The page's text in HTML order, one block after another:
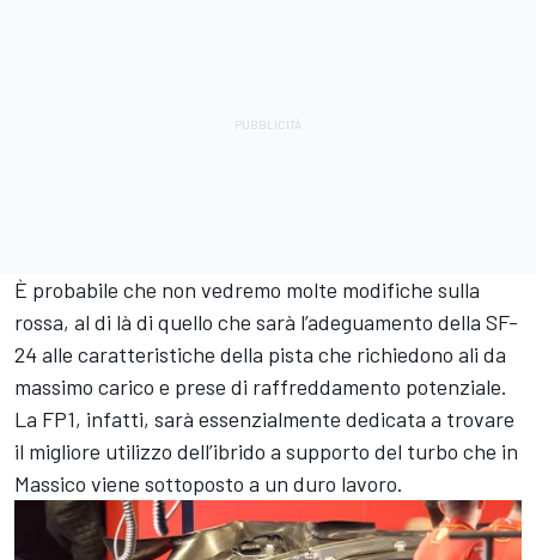
È probabile che non vedremo molte modifiche sulla
rossa, al di là di quello che sarà l’adeguamento della SF-
24 alle caratteristiche della pista che richiedono ali da
massimo carico e prese di raffreddamento potenziale.
La FP1, infatti, sarà essenzialmente dedicata a trovare
il migliore utilizzo dell’ibrido a supporto del turbo che in
Massico viene sottoposto a un duro lavoro.